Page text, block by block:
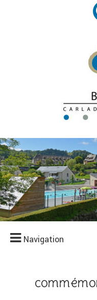
Navigation